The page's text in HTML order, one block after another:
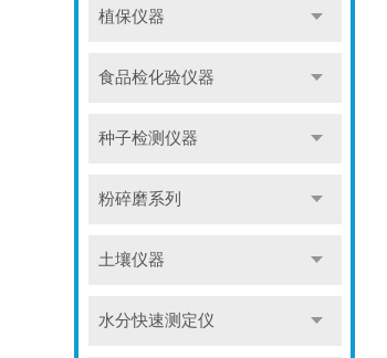
植保仪器
食品检化验仪器
种子检测仪器
粉碎磨系列
土壤仪器
水分快速测定仪